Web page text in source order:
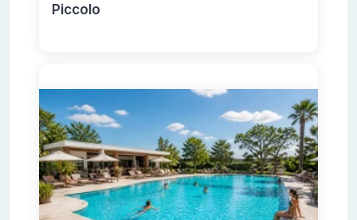
Piccolo